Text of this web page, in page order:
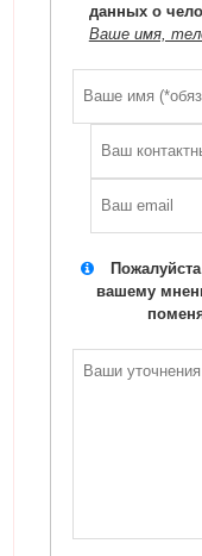
данных о
Ваше имя,
вашему